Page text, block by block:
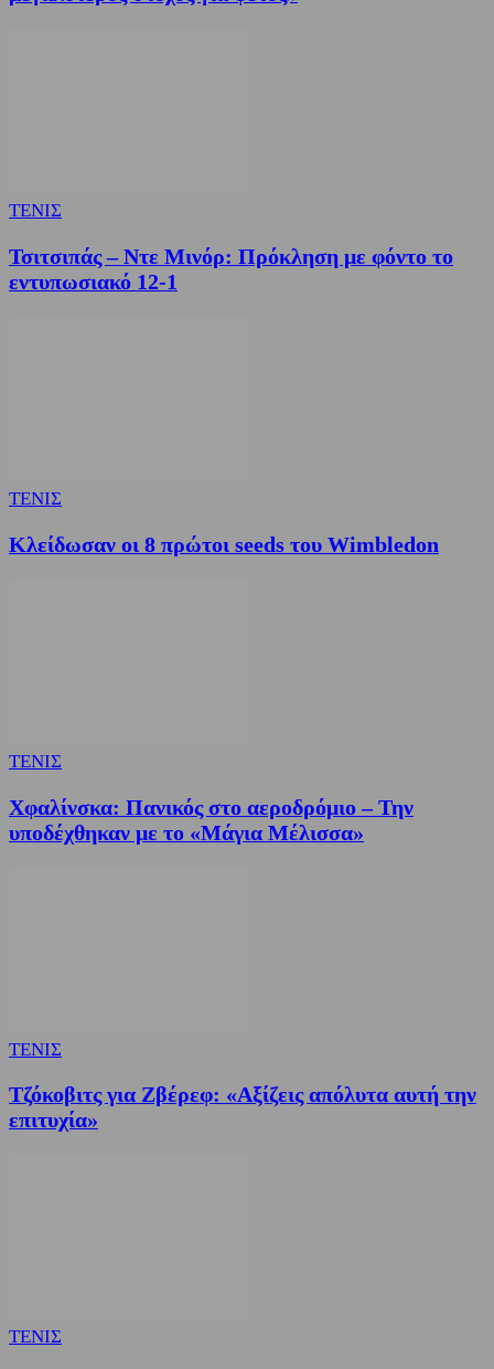
ΤΕΝΙΣ
Τσιτσιπάς – Ντε Μινόρ: Πρόκληση με φόντο το
εντυπωσιακό 12-1
ΤΕΝΙΣ
Κλείδωσαν οι 8 πρώτοι seeds του Wimbledon
ΤΕΝΙΣ
Χφαλίνσκα: Πανικός στο αεροδρόμιο – Την
υποδέχθηκαν με το «Μάγια Μέλισσα»
ΤΕΝΙΣ
Τζόκοβιτς για Ζβέρεφ: «Αξίζεις απόλυτα αυτή την
επιτυχία»
ΤΕΝΙΣ